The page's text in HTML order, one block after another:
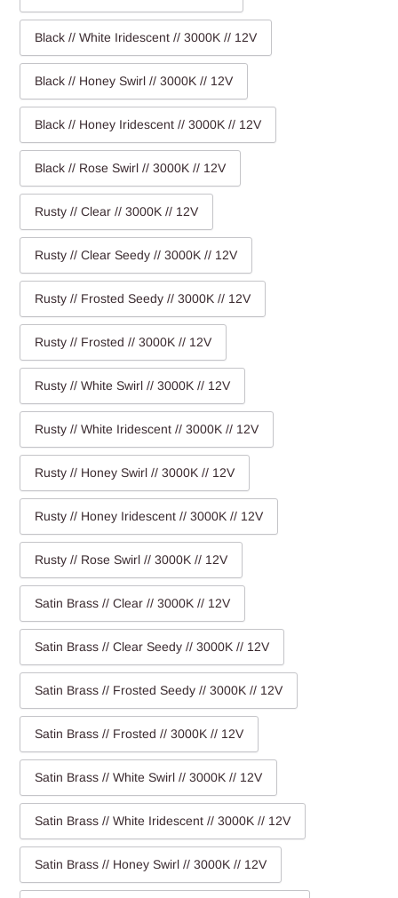
Black // White Iridescent // 3000K // 12V
Black // Honey Swirl // 3000K // 12V
Black // Honey Iridescent // 3000K // 12V
Black // Rose Swirl // 3000K // 12V
Rusty // Clear // 3000K // 12V
Rusty // Clear Seedy // 3000K // 12V
Rusty // Frosted Seedy // 3000K // 12V
Rusty // Frosted // 3000K // 12V
Rusty // White Swirl // 3000K // 12V
Rusty // White Iridescent // 3000K // 12V
Rusty // Honey Swirl // 3000K // 12V
Rusty // Honey Iridescent // 3000K // 12V
Rusty // Rose Swirl // 3000K // 12V
Satin Brass // Clear // 3000K // 12V
Satin Brass // Clear Seedy // 3000K // 12V
Satin Brass // Frosted Seedy // 3000K // 12V
Satin Brass // Frosted // 3000K // 12V
Satin Brass // White Swirl // 3000K // 12V
Satin Brass // White Iridescent // 3000K // 12V
Satin Brass // Honey Swirl // 3000K // 12V